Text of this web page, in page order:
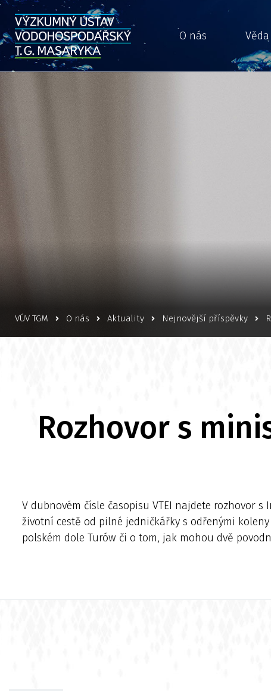
O nás
VÚV TGM O nás Aktuality Nejnovější příspěvky
Rozhovor s
V dubnovém čísle časopisu VTEI najdete rozhovor
životní cestě od pilné jedničkářky s odřenými
polském dole Turów či o tom, jak mohou dvě